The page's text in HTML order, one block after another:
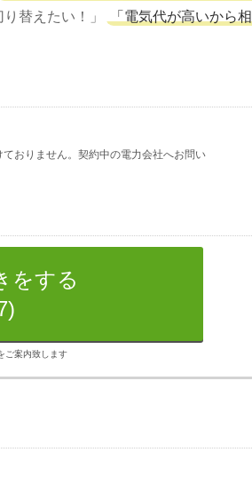
替えたい！」
「電気代が高いから相
おりません。契約中の電力会社へお問い
をする
ご案内致します